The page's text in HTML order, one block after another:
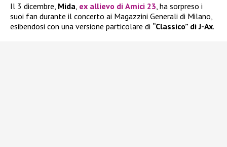
Il 3 dicembre, Mida ex allievo di Amici 23 , ha sorpreso i
suoi fan durante il concerto ai Magazzini Generali di Milano,
esibendosi con una versione particolare di “Classico” di J-Ax.